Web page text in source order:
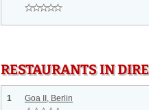
RESTAURANTS IN
1 Goa II, Berlin